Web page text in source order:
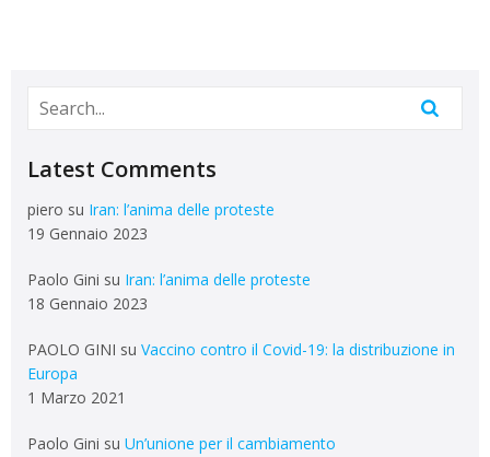
Latest Comments
piero su Iran: l’anima delle proteste
19 Gennaio 2023
Paolo Gini su Iran: l’anima delle proteste
18 Gennaio 2023
PAOLO GINI su Vaccino contro il Covid-19: la distribuzione in
Europa
1 Marzo 2021
Paolo Gini su Un’unione per il cambiamento